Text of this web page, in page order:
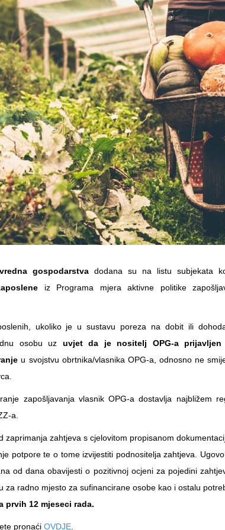
gospodarstva dodana su na listu subjekata
iz Programa mjera aktivne politike
ukoliko je u sustavu poreza na dobit ili
osobu uz uvjet da je nositelj OPG-a
u svojstvu obrtnika/vlasnika OPG-a, odnosno ne
zapošljavanja vlasnik OPG-a dostavlja najbližem
a.
zaprimanja zahtjeva s cjelovitom propisanom
potpore te o tome izvijestiti podnositelja zahtjeva.
od dana obavijesti o pozitivnoj ocjeni za pojedini
za radno mjesto za sufinancirane osobe kao i ostalu
prvih 12 mjeseci rada.
pronaći OVDJE